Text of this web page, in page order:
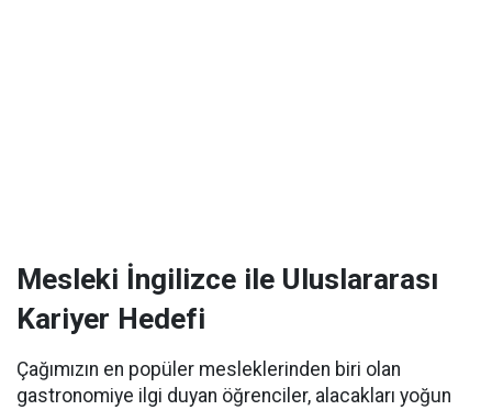
Mesleki İngilizce ile Uluslararası
Kariyer Hedefi
Çağımızın en popüler mesleklerinden biri olan
gastronomiye ilgi duyan öğrenciler, alacakları yoğun